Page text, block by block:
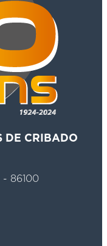
DE CRIBADO
- 86100